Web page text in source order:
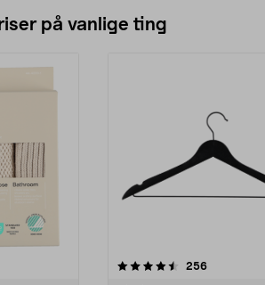
på vanlige ting
256anmeldelser
4.5av 5 stjerner